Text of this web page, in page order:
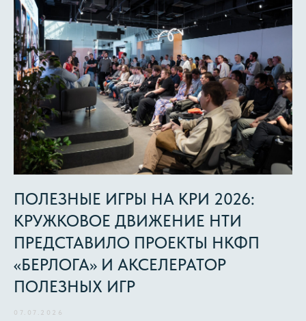
ПОЛЕЗНЫЕ ИГРЫ НА КРИ 2026:
КРУЖКОВОЕ ДВИЖЕНИЕ НТИ
ПРЕДСТАВИЛО ПРОЕКТЫ НКФП
«БЕРЛОГА» И АКСЕЛЕРАТОР
ПОЛЕЗНЫХ ИГР
07.07.2026